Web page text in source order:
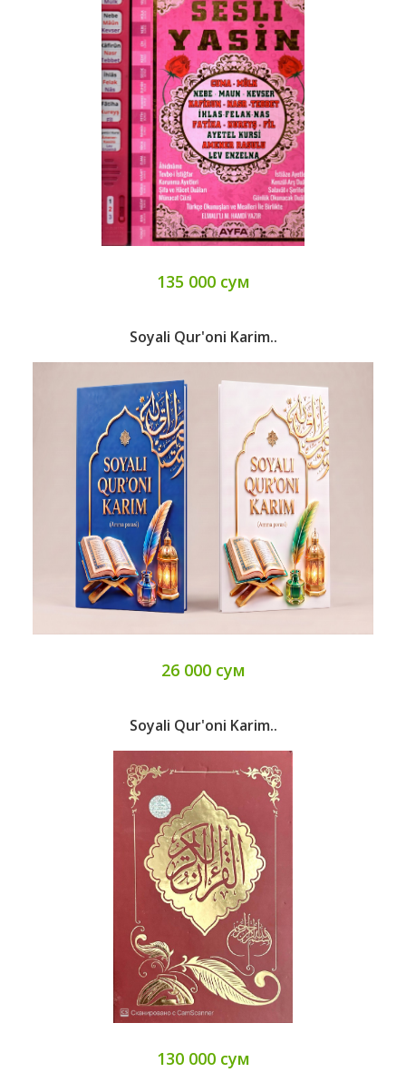
135 000 сум
Soyali Qur'oni Karim..
26 000 сум
Soyali Qur'oni Karim..
130 000 сум